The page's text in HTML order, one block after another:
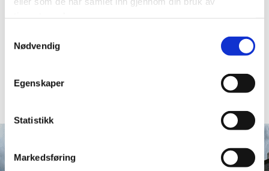
Nødvendig
Egenskaper
Statistikk
Markedsføring
Article
Partner Spotlight: Innovate